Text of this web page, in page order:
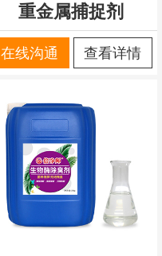
重金属捕捉剂
在线沟通 查看详情